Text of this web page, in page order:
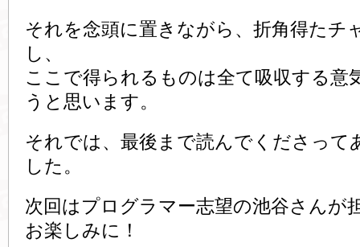
それを念頭に置きながら、折角得たチ
し、
ここで得られるものは全て吸収する意
うと思います。
それでは、最後まで読んでくださって
した。
次回はプログラマー志望の池谷さんが
お楽しみに！